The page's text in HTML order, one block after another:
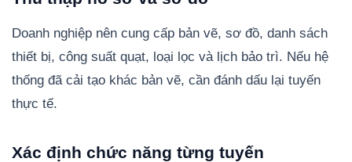
Doanh nghiệp nên cung cấp bản vẽ, sơ đồ, danh sách
thiết bị, công suất quạt, loại lọc và lịch bảo trì. Nếu hệ
thống đã cải tạo khác bản vẽ, cần đánh dấu lại tuyến
thực tế.
Xác định chức năng từng tuyến